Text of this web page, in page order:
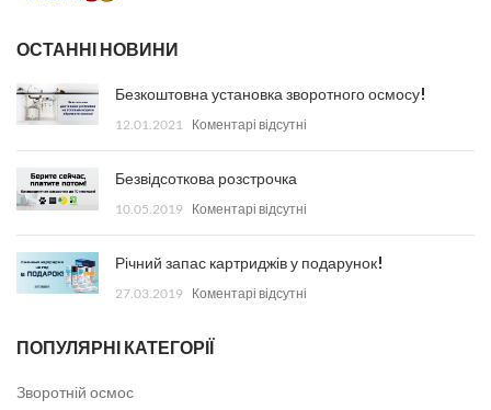
ОСТАННІ НОВИНИ
Безкоштовна установка зворотного осмосу!
12.01.2021 Коментарі відсутні
Безвідсоткова розстрочка
10.05.2019 Коментарі відсутні
Річний запас картриджів у подарунок!
27.03.2019 Коментарі відсутні
ПОПУЛЯРНІ КАТЕГОРІЇ
Зворотній осмос